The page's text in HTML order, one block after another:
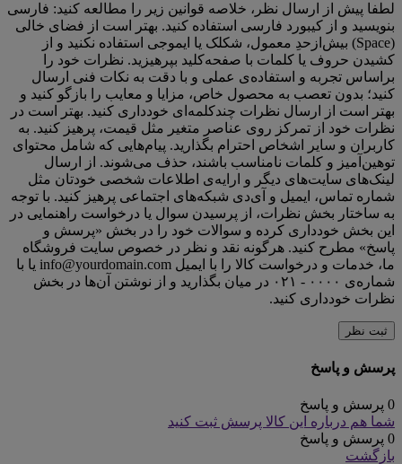
لطفا پیش از ارسال نظر، خلاصه قوانین زیر را مطالعه کنید: فارسی
بنویسید و از کیبورد فارسی استفاده کنید. بهتر است از فضای خالی
(Space) بیش‌از‌حدِ معمول، شکلک یا ایموجی استفاده نکنید و از
کشیدن حروف یا کلمات با صفحه‌کلید بپرهیزید. نظرات خود را
براساس تجربه و استفاده‌ی عملی و با دقت به نکات فنی ارسال
کنید؛ بدون تعصب به محصول خاص، مزایا و معایب را بازگو کنید و
بهتر است از ارسال نظرات چندکلمه‌‌ای خودداری کنید. بهتر است در
نظرات خود از تمرکز روی عناصر متغیر مثل قیمت، پرهیز کنید. به
کاربران و سایر اشخاص احترام بگذارید. پیام‌هایی که شامل محتوای
توهین‌آمیز و کلمات نامناسب باشند، حذف می‌شوند. از ارسال
لینک‌های سایت‌های دیگر و ارایه‌ی اطلاعات شخصی خودتان مثل
شماره تماس، ایمیل و آی‌دی شبکه‌های اجتماعی پرهیز کنید. با توجه
به ساختار بخش نظرات، از پرسیدن سوال یا درخواست راهنمایی در
این بخش خودداری کرده و سوالات خود را در بخش «پرسش و
پاسخ» مطرح کنید. هرگونه نقد و نظر در خصوص سایت فروشگاه
ما، خدمات و درخواست کالا را با ایمیل info@yourdomain.com یا با
شماره‌ی ۰۰۰۰ - ۰۲۱ در میان بگذارید و از نوشتن آن‌ها در بخش
نظرات خودداری کنید.
ثبت نظر
پرسش و پاسخ
0 پرسش و پاسخ
شما هم درباره این کالا پرسش ثبت کنید
0 پرسش و پاسخ
بازگشت